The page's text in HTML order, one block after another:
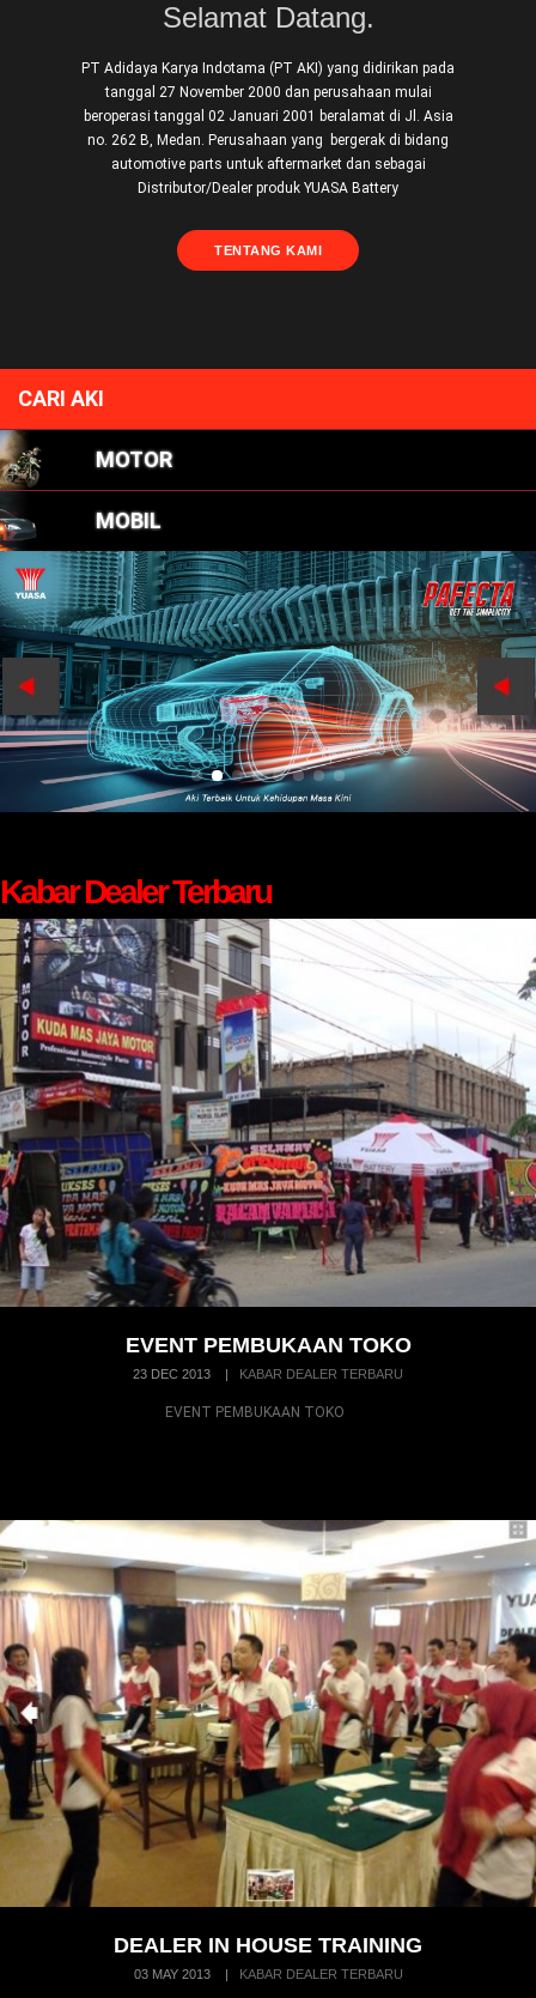
Selamat Datang.
PT Adidaya Karya Indotama (PT AKI) yang didirikan pada
tanggal 27 November 2000 dan perusahaan mulai
beroperasi tanggal 02 Januari 2001 beralamat di Jl. Asia
no. 262 B, Medan. Perusahaan yang bergerak di bidang
automotive parts untuk aftermarket dan sebagai
Distributor/Dealer produk YUASA Battery
TENTANG KAMI
CARI AKI
MOTOR
MOBIL
Kabar Dealer Terbaru
EVENT PEMBUKAAN TOKO
23 DEC 2013 | KABAR DEALER TERBARU
EVENT PEMBUKAAN TOKO
DEALER IN HOUSE TRAINING
03 MAY 2013 | KABAR DEALER TERBARU